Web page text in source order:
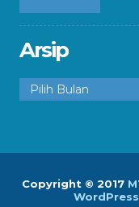
Arsip
Arsip
Copyright © 2017
WordPress